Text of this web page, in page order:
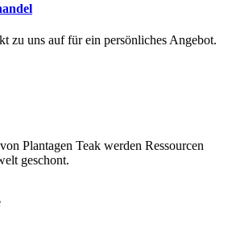
zu uns auf für ein persönliches Angebot.
Plantagen Teak werden Ressourcen
geschont.